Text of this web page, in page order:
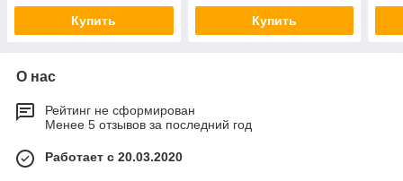
Купить Купить
О нас
Рейтинг не сформирован
Менее 5 отзывов за последний год
Работает с 20.03.2020